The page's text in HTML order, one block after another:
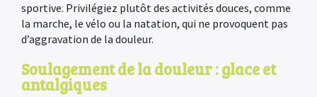
sportive. Privilégiez plutôt des activités douces, comme
la marche, le vélo ou la natation, qui ne provoquent pas
d’aggravation de la douleur.
Soulagement de la douleur : glace et
antalgiques